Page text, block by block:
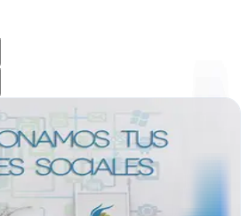
de Marketing Digital Madrid
en Madrid con estrategias digitales